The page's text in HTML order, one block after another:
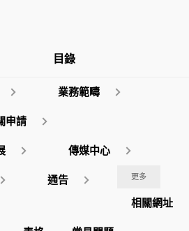
租泊車許可證
車場， 約 9,600 個停車位。為透過靈
子設備以及運用市場的專業知識，
下大部份停車場外判予專業的停車
停車場的日常營運，當中包括車位
目錄
業務範疇
申請
傳媒中心
通告 更多
相關網址